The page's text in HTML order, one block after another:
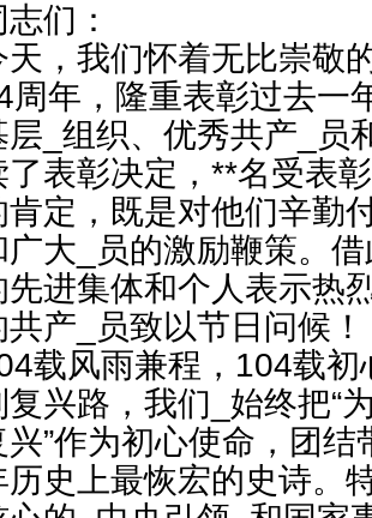
志们：
天，我们怀着无比崇敬
周年，隆重表彰过去一
层_组织、优秀共产_员
了表彰决定，**名受表
肯定，既是对他们辛勤
广大_员的激励鞭策。
先进集体和个人表示热
共产_员致以节日问候！
载风雨兼程，104载
复兴路，我们_始终把“
兴”作为初心使命，团
历史上最恢宏的史诗。